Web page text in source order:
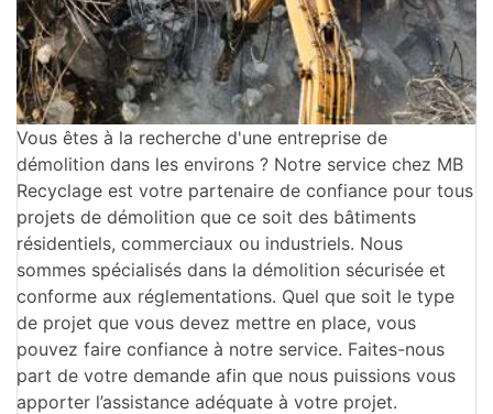
Vous êtes à la recherche d'une entreprise de
démolition dans les environs ? Notre service chez MB
Recyclage est votre partenaire de confiance pour tous
projets de démolition que ce soit des bâtiments
résidentiels, commerciaux ou industriels. Nous
sommes spécialisés dans la démolition sécurisée et
conforme aux réglementations. Quel que soit le type
de projet que vous devez mettre en place, vous
pouvez faire confiance à notre service. Faites-nous
part de votre demande afin que nous puissions vous
apporter l’assistance adéquate à votre projet.